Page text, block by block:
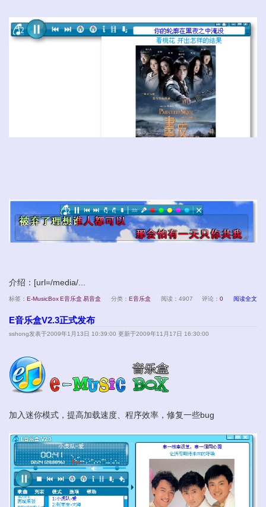
介绍：[url=/media/...
标签： E-MusicBox E音乐盒易音盒 分类： E音乐盒 阅读：4907 评论： 0 阅读全文
E音乐盒V2.3正式发布
sshong发表于2009年1月13日 10:39:00 更新于2009年11月17日 16:30:00
加入迷你模式，提高加载速度、程序效率，修复一些bug